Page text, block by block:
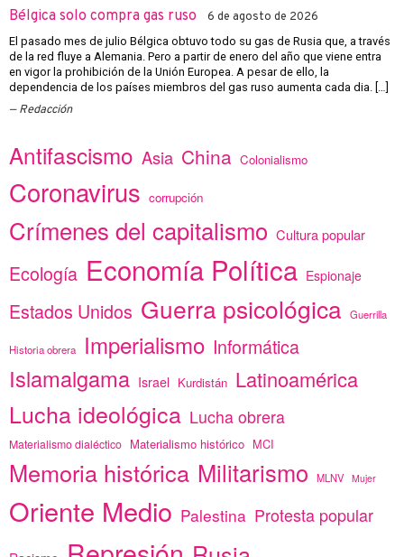
Bélgica solo compra gas ruso 6 de agosto de 2026
El pasado mes de julio Bélgica obtuvo todo su gas de Rusia que, a través
de la red fluye a Alemania. Pero a partir de enero del año que viene entra
en vigor la prohibición de la Unión Europea. A pesar de ello, la
dependencia de los países miembros del gas ruso aumenta cada dia. […]
Redacción
Antifascismo Asia China Colonialismo
Coronavirus corrupción
Crímenes del capitalismo Cultura popular
Ecología Economía Política Espionaje
Estados Unidos Guerra psicológica Guerrilla
Historia obrera Imperialismo Informática
Islamalgama Israel Kurdistán Latinoamérica
Lucha ideológica Lucha obrera
Materialismo dialéctico Materialismo histórico MCI
Memoria histórica Militarismo MLNV Mujer
Oriente Medio Palestina Protesta popular